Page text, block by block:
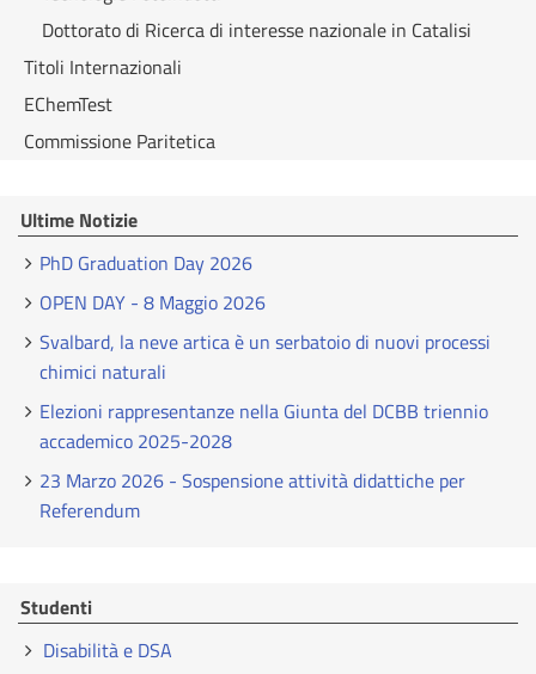
Dottorato di Ricerca di interesse nazionale in Catalisi
Titoli Internazionali
EChemTest
Commissione Paritetica
Ultime Notizie
PhD Graduation Day 2026
OPEN DAY - 8 Maggio 2026
Svalbard, la neve artica è un serbatoio di nuovi processi
chimici naturali
Elezioni rappresentanze nella Giunta del DCBB triennio
accademico 2025-2028
23 Marzo 2026 - Sospensione attività didattiche per
Referendum
Studenti
Disabilità e DSA